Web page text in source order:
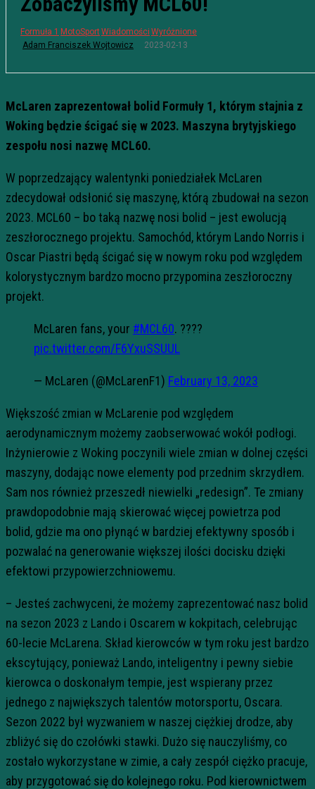
Formuła 1 MotoSportWiadomości Wyróżnione
Adam Franciszek Wojtowicz
2023-02-13
McLaren zaprezentował bolid Formuły 1, którym stajnia z
Woking będzie ścigać się w 2023. Maszyna brytyjskiego
zespołu nosi nazwę MCL60.
W poprzedzający walentynki poniedziałek McLaren
zdecydował odsłonić się maszynę, którą zbudował na sezon
2023. MCL60 – bo taką nazwę nosi bolid – jest ewolucją
zeszłorocznego projektu. Samochód, którym Lando Norris i
Oscar Piastri będą ścigać się w nowym roku pod względem
kolorystycznym bardzo mocno przypomina zeszłoroczny
projekt.
McLaren fans, your #MCL60. ????
pic.twitter.com/F6YxuSSUUL
— McLaren (@McLarenF1) February 13, 2023
Większość zmian w McLarenie pod względem
aerodynamicznym możemy zaobserwować wokół podłogi.
Inżynierowie z Woking poczynili wiele zmian w dolnej części
maszyny, dodając nowe elementy pod przednim skrzydłem.
Sam nos również przeszedł niewielki „redesign”. Te zmiany
prawdopodobnie mają skierować więcej powietrza pod
bolid, gdzie ma ono płynąć w bardziej efektywny sposób i
pozwalać na generowanie większej ilości docisku dzięki
efektowi przypowierzchniowemu.
– Jesteś zachwyceni, że możemy zaprezentować nasz bolid
na sezon 2023 z Lando i Oscarem w kokpitach, celebrując
60-lecie McLarena. Skład kierowców w tym roku jest bardzo
ekscytujący, ponieważ Lando, inteligentny i pewny siebie
kierowca o doskonałym tempie, jest wspierany przez
jednego z największych talentów motorsportu, Oscara.
Sezon 2022 był wyzwaniem w naszej ciężkiej drodze, aby
zbliżyć się do czołówki stawki. Dużo się nauczyliśmy, co
zostało wykorzystane w zimie, a cały zespół ciężko pracuje,
aby przygotować się do kolejnego roku. Pod kierownictwem